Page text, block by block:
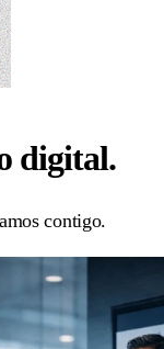
digital.
contigo.